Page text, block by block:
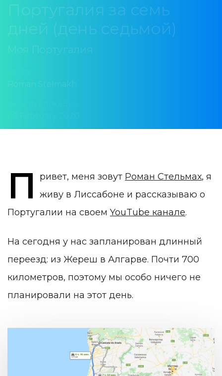
Португалия за семь
дней (день седьмой)
Моя Португалия
Roman Stelmakh
П ривет, меня зовут Роман Стельмах, я
живу в Лиссабоне и рассказываю о
Португалии на своем YouTube канале.
На сегодня у нас запланирован длинный
переезд: из Жереш в Алгарве. Почти 700
километров, поэтому мы особо ничего не
планировали на этот день.